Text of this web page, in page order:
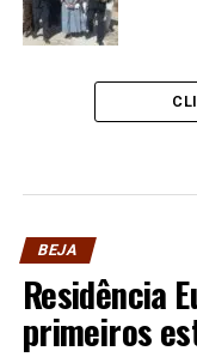
BEJA
Residência
primeiros